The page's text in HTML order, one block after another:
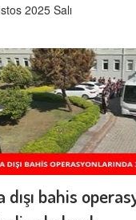
2025 Salı
dışı bahis